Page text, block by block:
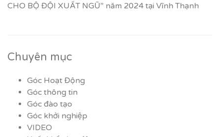
CHO BỘ ĐỘI XUẤT NGŨ” năm 2024 tại Vĩnh Thạnh
Chuyên mục
Góc Hoạt Động
Góc thông tin
Góc đào tạo
Góc khởi nghiệp
VIDEO